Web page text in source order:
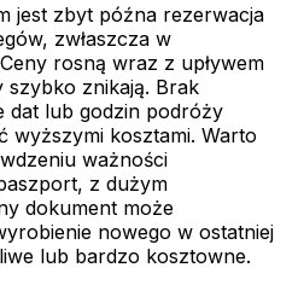
jest zbyt późna rezerwacja
zwłaszcza w
rosną wraz z upływem
szybko znikają. Brak
dat lub godzin podróży
wyższymi kosztami. Warto
ważności
z dużym
dokument może
nowego w ostatniej
lub bardzo kosztowne.